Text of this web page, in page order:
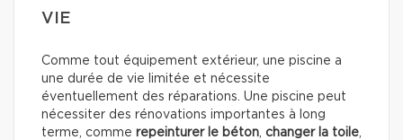
VIE
Comme tout équipement extérieur, une piscine a
une durée de vie limitée et nécessite
éventuellement des réparations. Une piscine peut
nécessiter des rénovations importantes à long
terme, comme repeinturer le béton changer la toile